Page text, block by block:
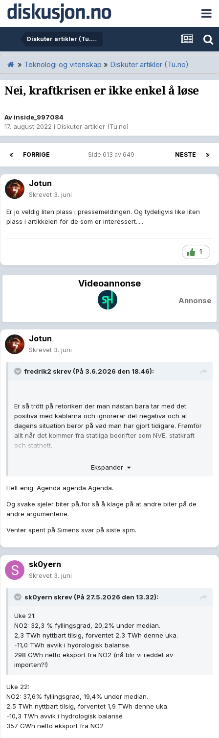
Diskuter artikler (Tu.no)
» Teknologi og vitenskap » Diskuter artikler (Tu.no)
Nei, kraftkrisen er ikke enkel å løse
Av inside_997084
17. august 2022 i Diskuter artikler (Tu.no)
FORRIGE NESTE
Side 613 av 649
Jotun
Skrevet 3. juni
Er jo veldig liten plass i pressemeldingen. Og tydeligvis like liten
plass i artikkelen for de som er interessert.....
1
Videoannonse
Annonse
Jotun
Skrevet 3. juni
fredrik2 skrev (På 3.6.2026 den 18.46):
Er så trött på retoriken der man nästan bara tar med det
positiva med kablarna och ignorerar det negativa och at
dagens situation beror på vad man har gjort tidigare. Framför
allt når det kommer fra statliga bedrifter som NVE, statkraft
och statnett.
Ekspander
Helt enig. Agenda agenda Agenda.
Og svake sjeler biter på,for så å klage på at andre biter på de
andre argumentene.
Venter spent på Simens svar på siste spm.
sk0yern
Skrevet 3. juni
sk0yern skrev (På 27.5.2026 den 13.32):
Uke 21:
NO2: 32,3 % fyllingsgrad, 20,2% under median.
2,3 TWh nyttbart tilsig, forventet 2,3 TWh denne uka.
-11,0 TWh avvik i hydrologisk balanse.
298 GWh netto eksport fra NO2 (nå blir vi reddet av
importen?!)
Uke 22:
NO2: 37,6% fyllingsgrad, 19,4% under median.
2,5 TWh nyttbart tilsig, forventet 1,9 TWh denne uka.
-10,3 TWh avvik i hydrologisk balanse
357 GWh netto eksport fra NO2